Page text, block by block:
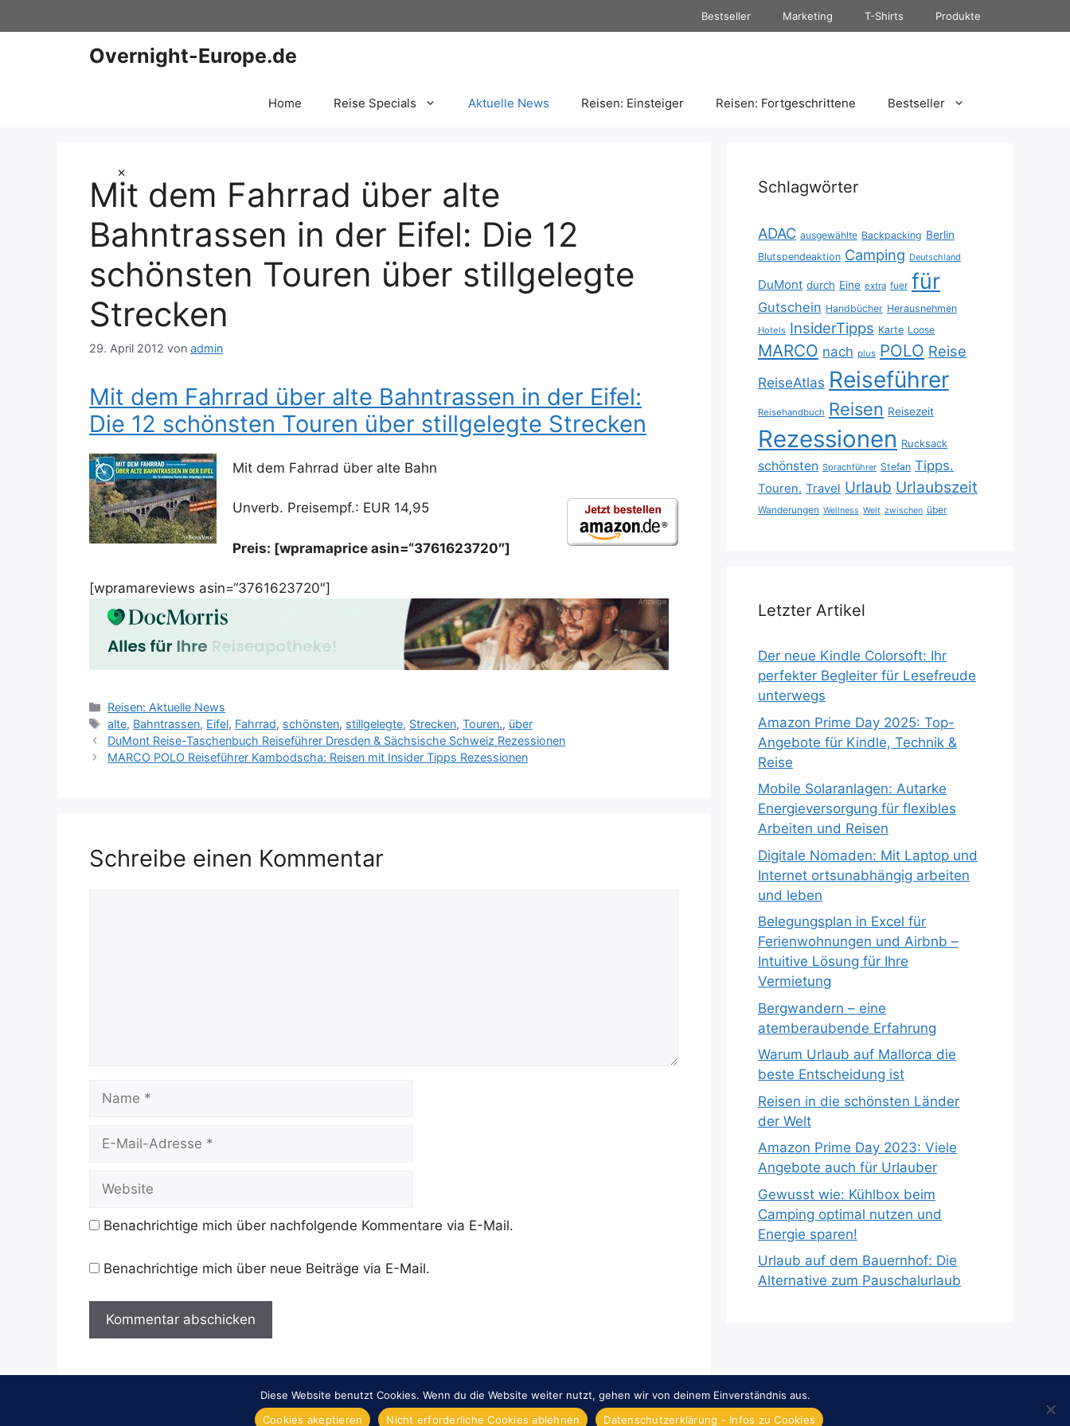
×
Inhalt
Bestseller Marketing T-Shirts Produkte
Overnight-Europe.de
Home Reise Specials Aktuelle News Reisen: Einsteiger Reisen: Fortgeschrittene Bestseller
Mit dem Fahrrad über alte
Bahntrassen in der Eifel: Die 12
schönsten Touren über stillgelegte
Strecken
29. April 2012 von admin
Mit dem Fahrrad über alte Bahntrassen in der Eifel:
Die 12 schönsten Touren über stillgelegte Strecken
Mit dem Fahrrad über alte Bahn
Unverb. Preisempf.: EUR 14,95
Preis: [wpramaprice asin=“3761623720″]
[wpramareviews asin=“3761623720″]
Kategorien
Reisen: Aktuelle News
Schlagwörter
alte, Bahntrassen, Eifel, Fahrrad, schönsten, stillgelegte, Strecken,Touren., über
DuMont Reise-Taschenbuch Reiseführer Dresden & Sächsische Schweiz Rezessionen
MARCO POLO Reiseführer Kambodscha: Reisen mit Insider Tipps Rezessionen
Schreibe einen Kommentar
Name
Website
Benachrichtige mich über nachfolgende Kommentare via E-Mail.
Benachrichtige mich über neue Beiträge via E-Mail.
Schlagwörter
ADAC ausgewählte Backpacking Berlin
Blutspendeaktion Camping Deutschland
DuMont durch Eine extra fuer für
Gutschein Handbücher Herausnehmen
Hotels InsiderTipps Karte Loose
MARCO nach plus POLO Reise
ReiseAtlas Reiseführer
Reisehandbuch Reisen Reisezeit
Rezessionen Rucksack
schönsten Sprachführer Stefan Tipps.
Touren. Travel Urlaub Urlaubszeit
Wanderungen Wellness Welt zwischen über
Letzter Artikel
Der neue Kindle Colorsoft: Ihr
perfekter Begleiter für Lesefreude
unterwegs
Amazon Prime Day 2025: Top-
Angebote für Kindle, Technik &
Reise
Mobile Solaranlagen: Autarke
Energieversorgung für flexibles
Arbeiten und Reisen
Digitale Nomaden: Mit Laptop und
Internet ortsunabhängig arbeiten
und leben
Belegungsplan in Excel für
Ferienwohnungen und Airbnb –
Intuitive Lösung für Ihre
Vermietung
Bergwandern – eine
atemberaubende Erfahrung
Warum Urlaub auf Mallorca die
beste Entscheidung ist
Reisen in die schönsten Länder
der Welt
Amazon Prime Day 2023: Viele
Angebote auch für Urlauber
Gewusst wie: Kühlbox beim
Camping optimal nutzen und
Energie sparen!
Urlaub auf dem Bauernhof: Die
Alternative zum Pauschalurlaub
© 2026 Overnight-Europe.de• Erstellt mitGeneratePress
Diese Website benutzt Cookies. Wenn du die Website weiter nutzt, gehen wir von deinem Einverständnis aus.
Cookies akeptieren
Nicht erforderliche Cookies ablehnen Datenschutzerklärung - Infos zu Cookies